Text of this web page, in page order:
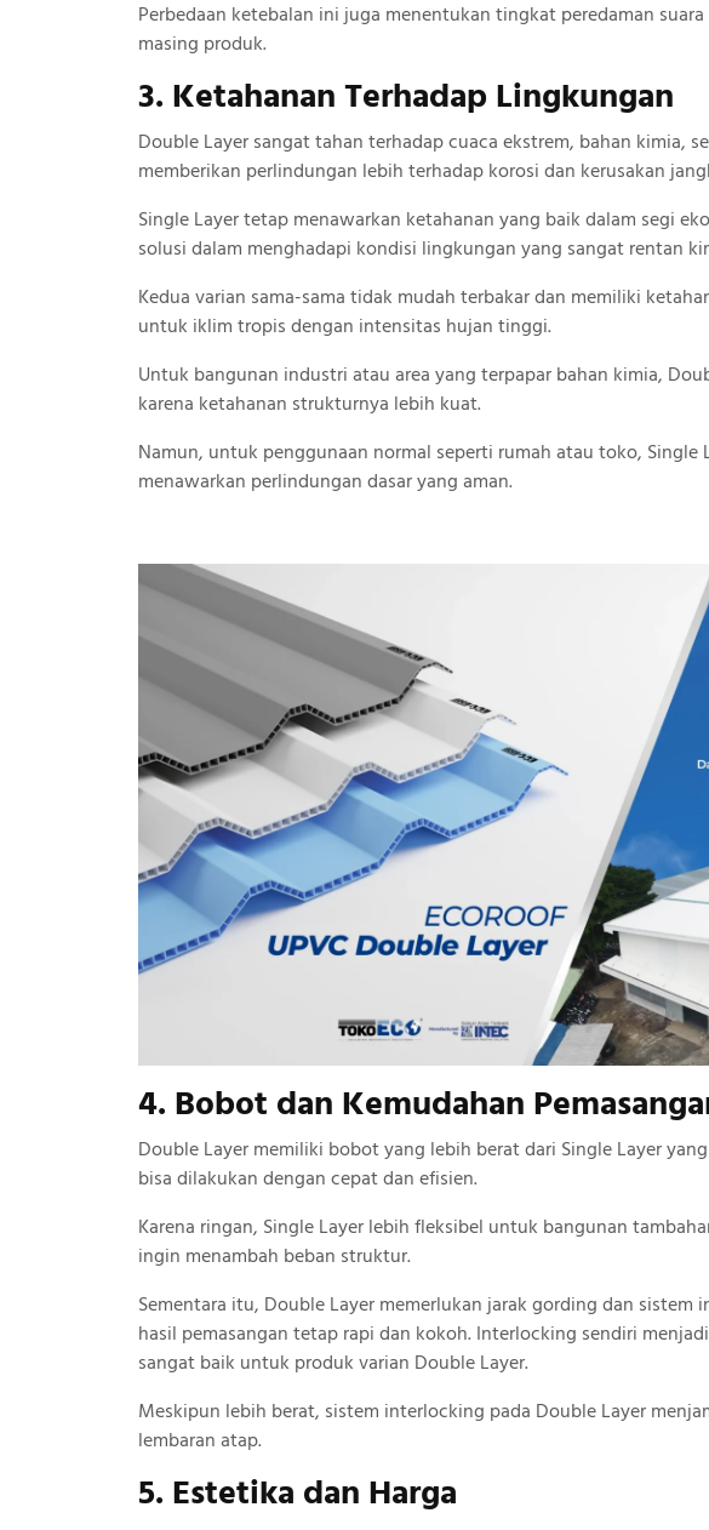
Perbedaan ketebalan ini juga menentukan tingkat peredaman
masing produk.
3. Ketahanan Terhadap Lingkungan
Double Layer sangat tahan terhadap cuaca ekstrem, bahan kimia,
memberikan perlindungan lebih terhadap korosi dan kerusakan
Single Layer tetap menawarkan ketahanan yang baik dalam segi
solusi dalam menghadapi kondisi lingkungan yang sangat rentan
Kedua varian sama-sama tidak mudah terbakar dan memiliki
untuk iklim tropis dengan intensitas hujan tinggi.
Untuk bangunan industri atau area yang terpapar bahan kimia,
karena ketahanan strukturnya lebih kuat.
Namun, untuk penggunaan normal seperti rumah atau toko, Single
menawarkan perlindungan dasar yang aman.
4. Bobot dan Kemudahan
Double Layer memiliki bobot yang lebih berat dari Single Layer
bisa dilakukan dengan cepat dan efisien.
Karena ringan, Single Layer lebih fleksibel untuk bangunan
ingin menambah beban struktur.
Sementara itu, Double Layer memerlukan jarak gording dan sistem
hasil pemasangan tetap rapi dan kokoh. Interlocking sendiri
sangat baik untuk produk varian Double Layer.
Meskipun lebih berat, sistem interlocking pada Double Layer
lembaran atap.
5. Estetika dan Harga